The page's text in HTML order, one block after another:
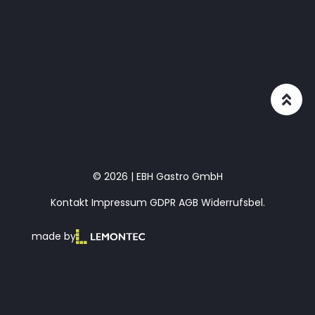
© 2026 | EBH Gastro GmbH
Kontakt Impressum GDPR AGB Widerrufsbel.
made by